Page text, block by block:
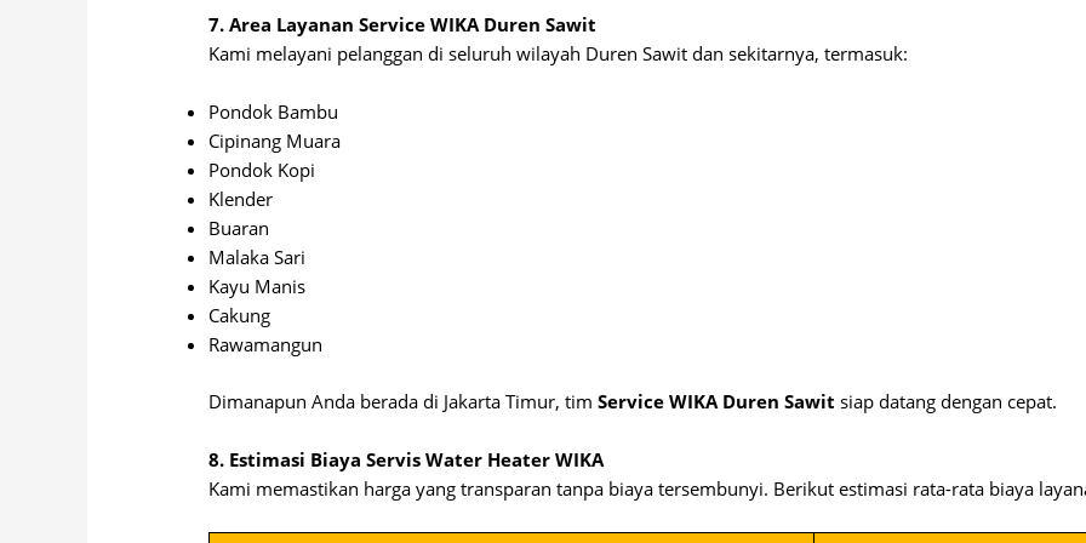
7. Area Layanan Service WIKA Duren Sawit
Kami melayani pelanggan di seluruh wilayah Duren Sawit dan sekitarnya, termasuk:
Pondok Bambu
Cipinang Muara
Pondok Kopi
Klender
Buaran
Malaka Sari
Kayu Manis
Cakung
Rawamangun
Dimanapun Anda berada di Jakarta Timur, timService WIKA Duren Sawit siap datang dengan cepat.
8. Estimasi Biaya Servis Water Heater WIKA
Kami memastikan harga yang transparan tanpa biaya tersembunyi. Berikut estimasi rata-rata biaya